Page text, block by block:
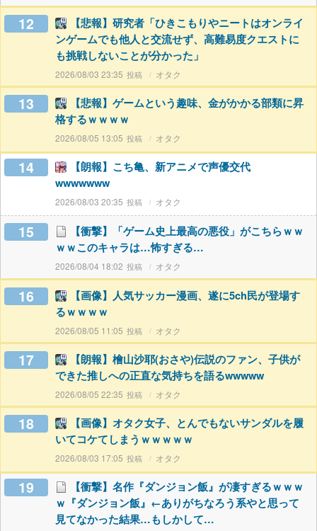
12
【悲報】研究者「ひきこもりやニートはオンライ
ンゲームでも他人と交流せず、高難易度クエストに
も挑戦しないことが分かった」
2026/08/03 23:35 オタク
13
【悲報】ゲームという趣味、金がかかる部類に昇
格するｗｗｗｗ
2026/08/05 13:05 オタク
14
【朗報】こち亀、新アニメで声優交代
wwwwwww
2026/08/03 20:35 オタク
15
【衝撃】「ゲーム史上最高の悪役」がこちらｗｗ
ｗｗこのキャラは…怖すぎる…
2026/08/04 18:02 オタク
16
【画像】人気サッカー漫画、遂に5ch民が登場す
るｗｗｗｗ
2026/08/05 11:05 オタク
17
【朗報】檜山沙耶(おさや)伝説のファン、子供が
できた推しへの正直な気持ちを語るwwwww
2026/08/05 22:35 オタク
18
【画像】オタク女子、とんでもないサンダルを履
いてコケてしまうｗｗｗｗｗ
2026/08/03 17:05 オタク
19
【衝撃】名作『ダンジョン飯』が凄すぎるｗｗｗ
ｗ『ダンジョン飯』←ありがちなろう系やと思って
見てなかった結果…もしかして…